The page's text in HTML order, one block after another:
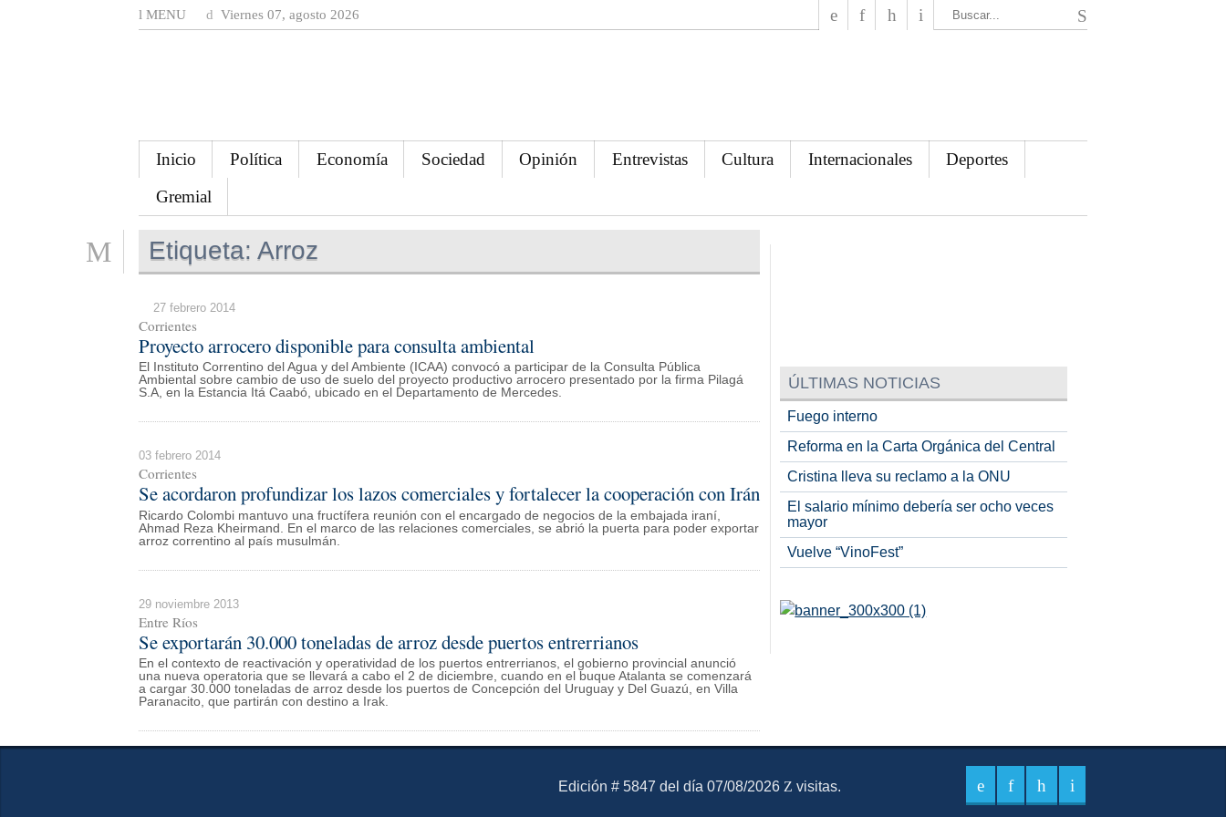
MENU Viernes 07, agosto 2026
Inicio Política Economía Sociedad Opinión Entrevistas Cultura Internacionales
Deportes
Gremial
Etiqueta: Arroz
27 febrero 2014
Corrientes
Proyecto arrocero disponible para consulta ambiental
El Instituto Correntino del Agua y del Ambiente (ICAA) convocó a participar de la Consulta Pública
Ambiental sobre cambio de uso de suelo del proyecto productivo arrocero presentado por la firma Pilagá
S.A, en la Estancia Itá Caabó, ubicado en el Departamento de Mercedes.
03 febrero 2014
Corrientes
Se acordaron profundizar los lazos comerciales y fortalecer la cooperación con Irán
Ricardo Colombi mantuvo una fructífera reunión con el encargado de negocios de la embajada iraní,
Ahmad Reza Kheirmand. En el marco de las relaciones comerciales, se abrió la puerta para poder exportar
arroz correntino al país musulmán.
29 noviembre 2013
Entre Ríos
Se exportarán 30.000 toneladas de arroz desde puertos entrerrianos
En el contexto de reactivación y operatividad de los puertos entrerrianos, el gobierno provincial anunció
una nueva operatoria que se llevará a cabo el 2 de diciembre, cuando en el buque Atalanta se comenzará
a cargar 30.000 toneladas de arroz desde los puertos de Concepción del Uruguay y Del Guazú, en Villa
Paranacito, que partirán con destino a Irak.
ÚLTIMAS NOTICIAS
Fuego interno
Reforma en la Carta Orgánica del Central
Cristina lleva su reclamo a la ONU
El salario mínimo debería ser ocho veces
mayor
Vuelve “VinoFest”
El Mensajero Diario
Edición # 5847 del día 07/08/2026 visitas.